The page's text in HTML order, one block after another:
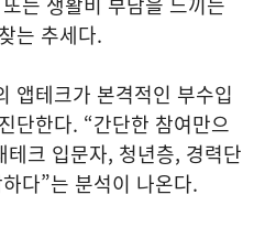
는 추세다.
앱테크가 본격적인 부수입
단한다. “간단한 참여만으
크 입문자, 청년층, 경력단
다”는 분석이 나온다.